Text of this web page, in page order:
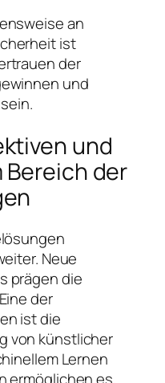
an
ist
der
und
und
Bereich der
Neue
prägen die
der
ist die
von künstlicher
Lernen